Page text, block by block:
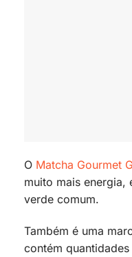
O Matcha Gourmet
muito mais energia,
verde comum.
Também é uma
contém